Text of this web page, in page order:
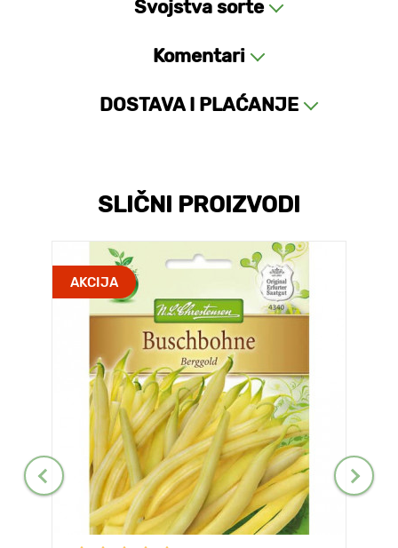
Svojstva sorte
Komentari
DOSTAVA I PLAĆANJE
SLIČNI PROIZVODI
AKCIJA